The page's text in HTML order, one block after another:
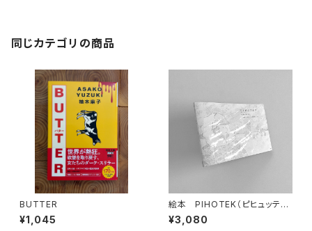
同じカテゴリの商品
BUTTER
¥1,045
絵本 PIHOTEK（ピヒュッティ）
北極を風と歩く
¥3,080